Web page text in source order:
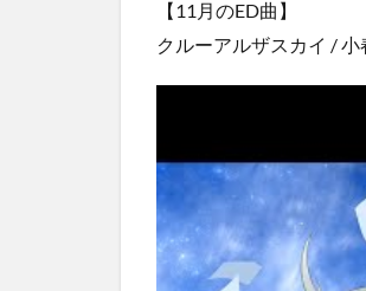
【11月のED曲】
クルーアルザスカイ / 小